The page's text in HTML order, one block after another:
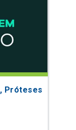
Próteses